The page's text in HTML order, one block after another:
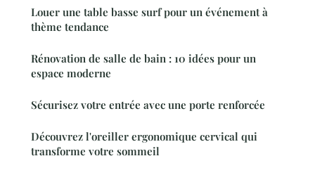
Louer une table basse surf pour un événement à
thème tendance
Rénovation de salle de bain : 10 idées pour un
espace moderne
Sécurisez votre entrée avec une porte renforcée
Découvrez l'oreiller ergonomique cervical qui
transforme votre sommeil